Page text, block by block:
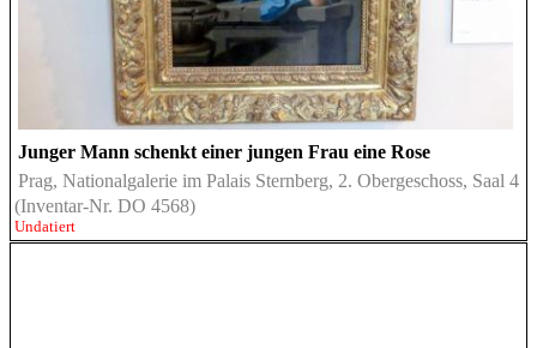
Junger Mann schenkt einer jungen Frau eine Rose
Prag, Nationalgalerie im Palais Sternberg, 2. Obergeschoss, Saal 4
(Inventar-Nr. DO 4568)
Undatiert